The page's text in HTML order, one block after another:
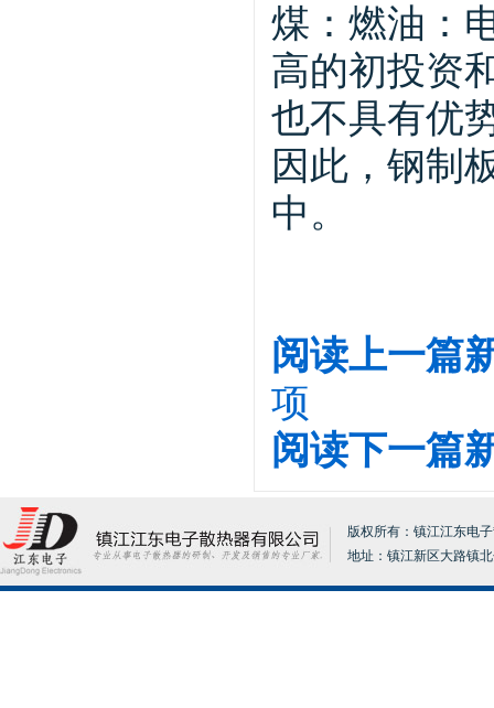
煤：燃油：
高的初投资
也不具有优
因此，钢制
中。
阅读上一篇
项
阅读下一篇
版权所有：镇江江东电
地址：镇江新区大路镇